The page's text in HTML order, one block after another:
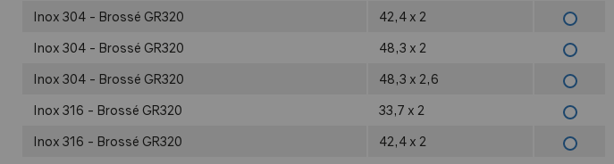
Inox 304 - Brossé GR320 42,4 x 2
Inox 304 - Brossé GR320 48,3 x 2
Inox 304 - Brossé GR320 48,3 x 2,6
Inox 316 - Brossé GR320 33,7 x 2
Inox 316 - Brossé GR320 42,4 x 2